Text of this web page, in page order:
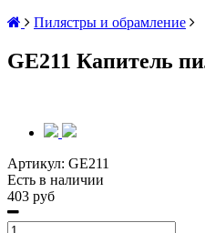
Пилястры и обрамление
GE211 Капитель
Артикул: GE211
Есть в наличии
403 руб